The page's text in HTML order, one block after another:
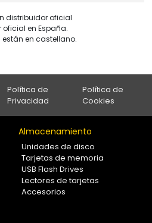
distribuidor oficial
oficial en España.
en castellano.
Política de
Privacidad
Política de
Cookies
Almacenamiento
Unidades de disco
Tarjetas de memoria
USB Flash Drives
Lectores de tarjetas
Accesorios